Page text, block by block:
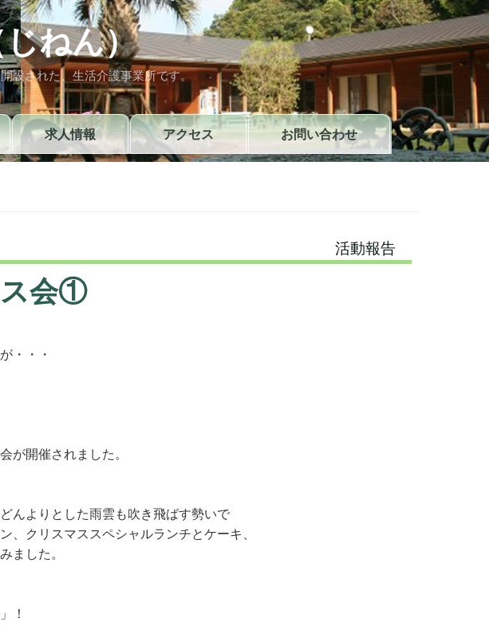
ねん）
設された、生活介護事業所です。
求人情報 アクセス お問い合わせ
活動報告
会①
・・・
が開催されました。
んよりとした雨雲も吹き飛ばす勢いで
クリスマススペシャルランチとケーキ、
ました。
！